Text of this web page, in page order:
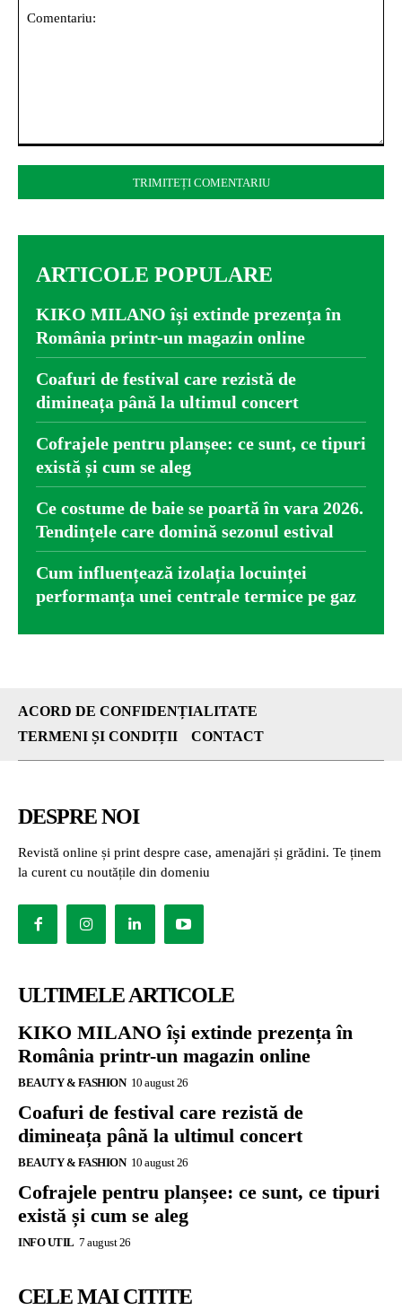
ARTICOLE POPULARE
KIKO MILANO își extinde prezența în
România printr-un magazin online
Coafuri de festival care rezistă de
dimineața până la ultimul concert
Cofrajele pentru planșee: ce sunt, ce tipuri
există și cum se aleg
Ce costume de baie se poartă în vara 2026.
Tendințele care domină sezonul estival
Cum influențează izolația locuinței
performanța unei centrale termice pe gaz
ACORD DE CONFIDENȚIALITATE
TERMENI ȘI CONDIȚII
CONTACT
DESPRE NOI
Revistă online și print despre case, amenajări și grădini. Te ținem
la curent cu noutățile din domeniu
ULTIMELE ARTICOLE
KIKO MILANO își extinde prezența în
România printr-un magazin online
BEAUTY & FASHION 10 august 26
Coafuri de festival care rezistă de
dimineața până la ultimul concert
BEAUTY & FASHION 10 august 26
Cofrajele pentru planșee: ce sunt, ce tipuri
există și cum se aleg
INFO UTIL 7 august 26
CELE MAI CITITE